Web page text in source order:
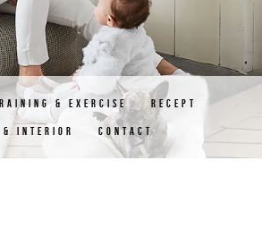
& EXERCISE RECEPT
& INTERIOR CONTACT